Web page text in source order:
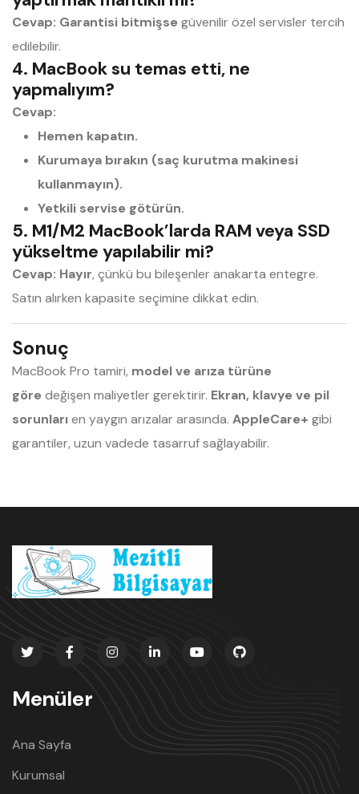
Cevap: Garantisi bitmişse güvenilir özel servisler tercih
edilebilir.
4. MacBook su temas etti, ne
yapmalıyım?
Cevap:
Hemen kapatın.
Kurumaya bırakın (saç kurutma makinesi
kullanmayın).
Yetkili servise götürün.
5. M1/M2 MacBook’larda RAM veya SSD
yükseltme yapılabilir mi?
Cevap: Hayır, çünkü bu bileşenler anakarta entegre.
Satın alırken kapasite seçimine dikkat edin.
Sonuç
MacBook Pro tamiri, model ve arıza türüne
göre değişen maliyetler gerektirir. Ekran, klavye ve pil
sorunlarıen yaygın arızalar arasında. AppleCare+ gibi
garantiler, uzun vadede tasarruf sağlayabilir.
Menüler
Ana Sayfa
Kurumsal